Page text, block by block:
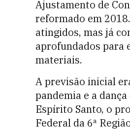
Ajustamento de
reformado em
atingidos, mas já
aprofundados para
materiais.
A previsão inicial
pandemia e a
Espírito Santo, o
Federal da 6ª